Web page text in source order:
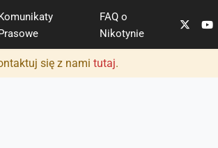
FAQ o
Nikotynie
się z nami tutaj.